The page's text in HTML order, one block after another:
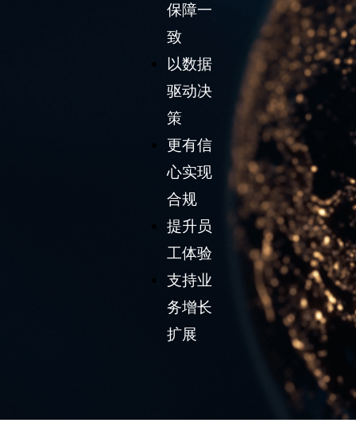
保障一
致
以数据
驱动决
策
更有信
心实现
合规
提升员
工体验
支持业
务增长
扩展